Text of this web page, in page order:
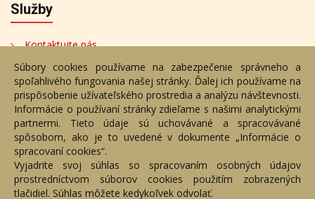
Služby
Kontaktujte nás
Bezplatné poradenstvo
Adresa
Nižný Hrušov 333, 094 22,
Slovenská republika
+421 905 356 921
+421 905 959 101
Súbory cookies používame na zabezpečenie správneho a
spoľahlivého fungovania našej stránky. Ďalej ich používame na
prispôsobenie užívateľského prostredia a analýzu návštevnosti.
Informácie o používaní stránky zdieľame s našimi analytickými
partnermi. Tieto údaje sú uchovávané a spracovávané
spôsobom, ako je to uvedené v dokumente „Informácie o
spracovaní cookies“.
Vyjadrite svoj súhlas so spracovaním osobných údajov
prostredníctvom súborov cookies použitím zobrazených
tlačidiel. Súhlas môžete kedykoľvek odvolať.